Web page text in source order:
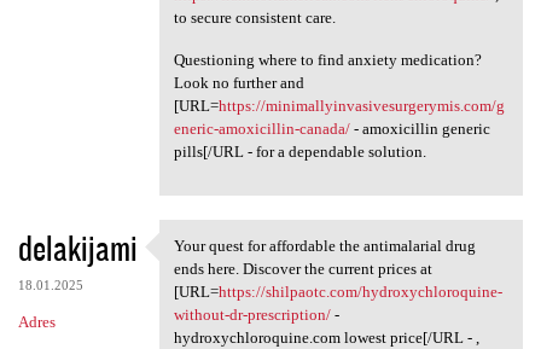
to secure consistent care.
Questioning where to find anxiety medication?
Look no further and
[URL=https://minimallyinvasivesurgerymis.com/g
eneric-amoxicillin-canada/- amoxicillin generic
pills[/URL - for a dependable solution.
delakijami
18.01.2025
Adres
Your quest for affordable the
Your quest for affordable the antimalarial drug
ends here. Discover the current prices at
[URL=https://shilpaotc.com/hydroxychloroquine-
without-dr-prescription/-
hydroxychloroquine.com lowest price[/URL - ,